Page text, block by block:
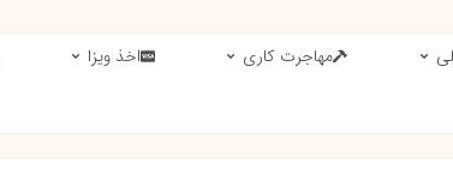
مهاجرت کاری اخذ ویزا